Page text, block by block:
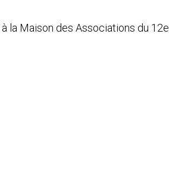
à la Maison des Associations du 12e